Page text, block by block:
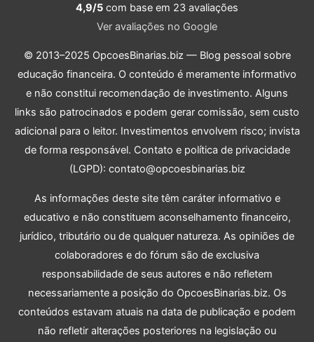
4,9/5 com base em 23 avaliações
Ver avaliações no Google
© 2013–2025 OpcoesBinarias.biz — Blog pessoal sobre
educação financeira. O conteúdo é meramente informativo
e não constitui recomendação de investimento. Alguns
links são patrocinados e podem gerar comissão, sem custo
adicional para o leitor. Investimentos envolvem risco; invista
de forma responsável. Contato e política de privacidade
(LGPD): contato@opcoesbinarias.biz
As informações deste site têm caráter informativo e
educativo e não constituem aconselhamento financeiro,
jurídico, tributário ou de qualquer natureza. As opiniões de
colaboradores e do fórum são de exclusiva
responsabilidade de seus autores e não refletem
necessariamente a posição do OpcoesBinarias.biz. Os
conteúdos estavam atuais na data de publicação e podem
não refletir alterações posteriores na legislação ou